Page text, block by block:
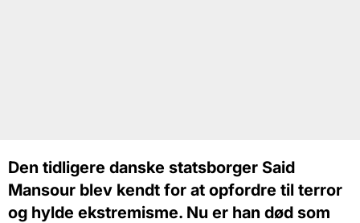
Den tidligere danske statsborger Said
Mansour blev kendt for at opfordre til terror
og hylde ekstremisme. Nu er han død som